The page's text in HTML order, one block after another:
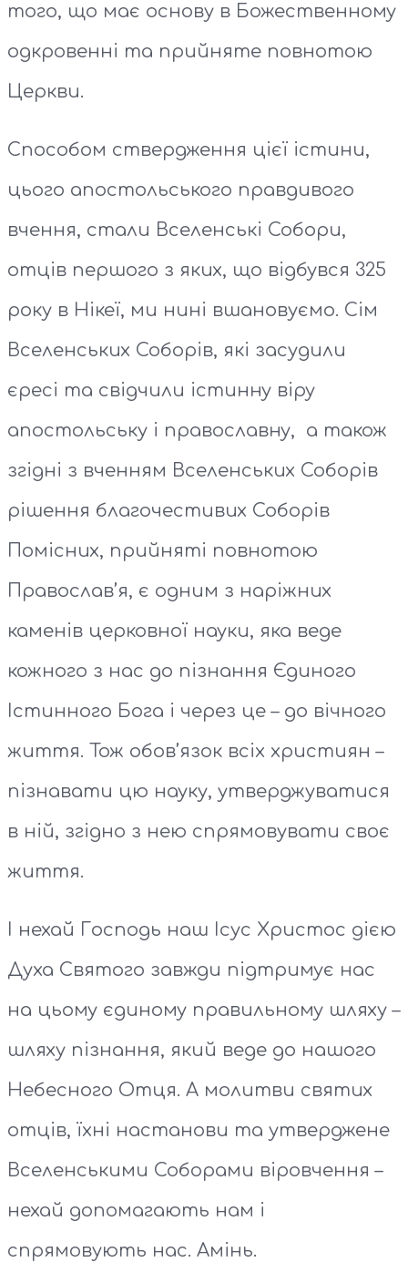
того, що має основу в Божественному
одкровенні та прийняте повнотою
Церкви.
Способом ствердження цієї істини,
цього апостольського правдивого
вчення, стали Вселенські Собори,
отців першого з яких, що відбувся 325
року в Нікеї, ми нині вшановуємо. Сім
Вселенських Соборів, які засудили
єресі та свідчили істинну віру
апостольську і православну, а також
згідні з вченням Вселенських Соборів
рішення благочестивих Соборів
Помісних, прийняті повнотою
Православ’я, є одним з наріжних
каменів церковної науки, яка веде
кожного з нас до пізнання Єдиного
Істинного Бога і через це – до вічного
життя. Тож обов’язок всіх християн –
пізнавати цю науку, утверджуватися
в ній, згідно з нею спрямовувати своє
життя.
І нехай Господь наш Ісус Христос дією
Духа Святого завжди підтримує нас
на цьому єдиному правильному шляху –
шляху пізнання, який веде до нашого
Небесного Отця. А молитви святих
отців, їхні настанови та утверджене
Вселенськими Соборами віровчення –
нехай допомагають нам і
спрямовують нас. Амінь.